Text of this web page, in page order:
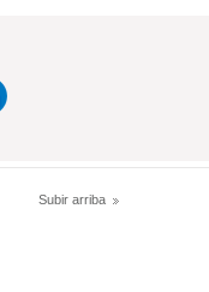
Subir arriba